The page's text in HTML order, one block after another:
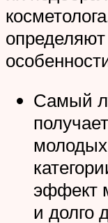
Самый
эффект
и долго